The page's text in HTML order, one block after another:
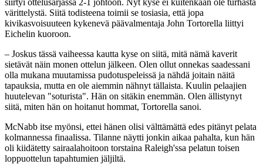
värittelystä. Siitä todisteena toimii se tosiasia, että jopa
kivikasvoisuuteen kykenevä päävalmentaja John Tortorella liittyi
Eichelin kuoroon.
– Joskus tässä vaiheessa kautta kyse on siitä, mitä nämä kaverit
sietävät näin monen ottelun jälkeen. Olen ollut onnekas saadessani
olla mukana muutamissa pudotuspeleissä ja nähdä joitain näitä
tapauksia, mutta en ole aiemmin nähnyt tällaista. Kuulin pelaajien
huutelevan "soturista". Hän on sitäkin enemmän. Olen ällistynyt
siitä, miten hän on hoitanut hommat, Tortorella sanoi.
McNabb itse myönsi, ettei hänen olisi välttämättä edes pitänyt pelata
kolmannessa finaalissa. Tilanne näytti jonkin aikaa pahalta, kun hän
oli kiidätetty sairaalahoitoon torstaina Raleigh'ssa pelatun toisen
loppuottelun tapahtumien jäljiltä.